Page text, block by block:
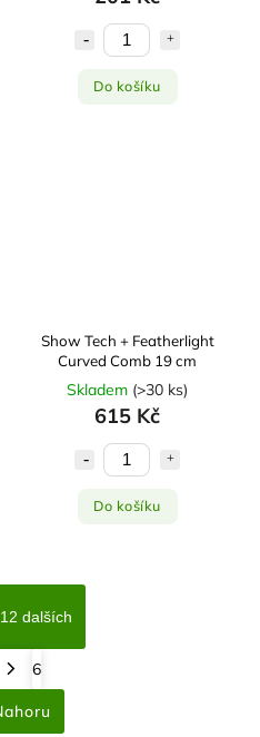
Do košíku
Show Tech + Featherlight
Curved Comb 19 cm
Skladem (>30 ks)
615 Kč
Do košíku
dalších
6